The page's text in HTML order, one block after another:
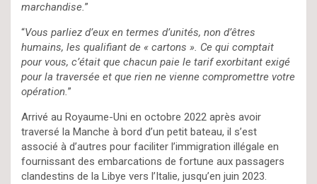
marchandise.”
“Vous parliez d’eux en termes d’unités, non d’êtres
humains, les qualifiant de « cartons ». Ce qui comptait
pour vous, c’était que chacun paie le tarif exorbitant exigé
pour la traversée et que rien ne vienne compromettre votre
opération.”
Arrivé au Royaume-Uni en octobre 2022 après avoir
traversé la Manche à bord d’un petit bateau, il s’est
associé à d’autres pour faciliter l’immigration illégale en
fournissant des embarcations de fortune aux passagers
clandestins de la Libye vers l’Italie, jusqu’en juin 2023.